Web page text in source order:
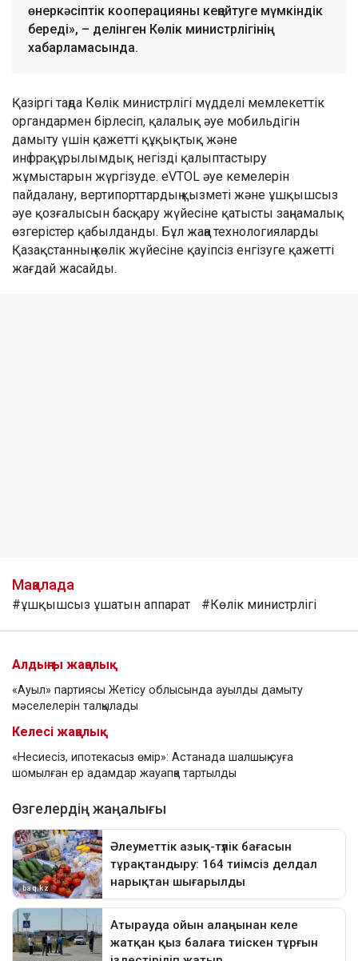
өнеркәсіптік кооперацияны кеңейтуге мүмкіндік
береді», – делінген Көлік министрлігінің
хабарламасында.
Қазіргі таңда Көлік министрлігі мүдделі мемлекеттік
органдармен бірлесіп, қалалық әуе мобильдігін
дамыту үшін қажетті құқықтық және
инфрақұрылымдық негізді қалыптастыру
жұмыстарын жүргізуде. eVTOL әуе кемелерін
пайдалану, вертипорттардың қызметі және ұшқышсыз
әуе қозғалысын басқару жүйесіне қатысты заңнамалық
өзгерістер қабылданды. Бұл жаңа технологияларды
Қазақстанның көлік жүйесіне қауіпсіз енгізуге қажетті
жағдай жасайды.
Мақалада
#ұшқышсыз ұшатын аппарат #Көлік министрлігі
Алдыңғы жаңалық
«Ауыл» партиясы Жетісу облысында ауылды дамыту
мәселелерін талқылады
Келесі жаңалық
«Несиесіз, ипотекасыз өмір»: Астанада шалшық суға
шомылған ер адамдар жауапқа тартылды